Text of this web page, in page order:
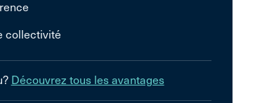
collectivité
Découvrez tous les avantages